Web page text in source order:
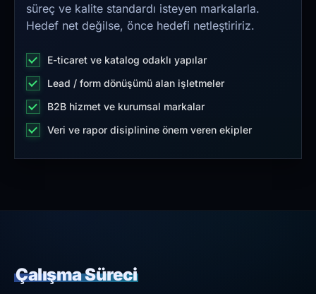
süreç ve kalite standardı isteyen markalarla.
Hedef net değilse, önce hedefi netleştiririz.
E-ticaret ve katalog odaklı yapılar
Lead / form dönüşümü alan işletmeler
B2B hizmet ve kurumsal markalar
Veri ve rapor disiplinine önem veren ekipler
Çalışma Süreci